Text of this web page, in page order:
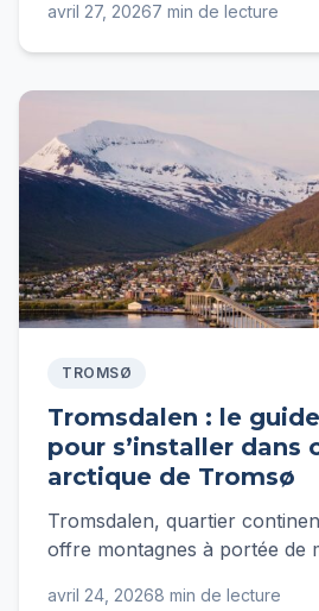
sereinement.
avril 27, 20267 min de lecture
TROMSØ
Tromsdalen : le
pour s’installer dans
arctique de Tromsø
Tromsdalen, quartier
offre montagnes à portée de
Guide complet pour s'y
avril 24, 20268 min de lecture